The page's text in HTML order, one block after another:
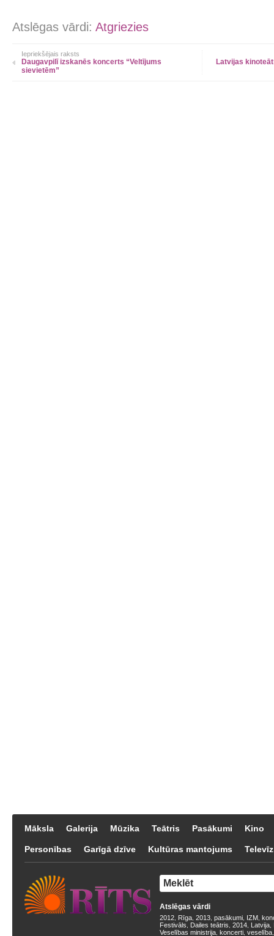
Atslēgas vārdi: Atgriezies
Iepriekšējais raksts
Daugavpilī izskanēs koncerts “Veltījums
sievietēm”
Latvijas
Māksla Galerija Mūzika Teātris Pasākumi Kino
Personības Garīgā dzīve Kultūras mantojums
Atslēgas vārdi
2012 Rīga 2013 pasākumi IZM
Festivāls
Dailes teātris 2014 Latvija
Veselības ministrija koncerti veselība